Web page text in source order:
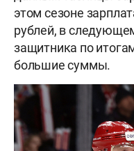
этом сезоне
рублей, в
защитника по
большие суммы.